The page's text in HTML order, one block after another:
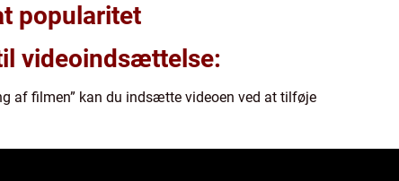
popularitet
videoindsættelse:
af filmen” kan du indsætte videoen ved at tilføje